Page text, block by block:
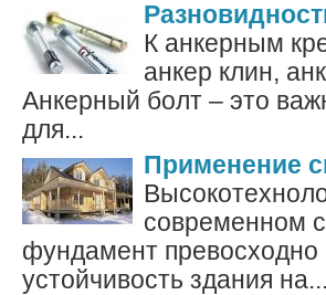
К анкерным
анкер клин,
Анкерный болт – это
для...
Применение
современном
фундамент превосходно
устойчивость здания на...